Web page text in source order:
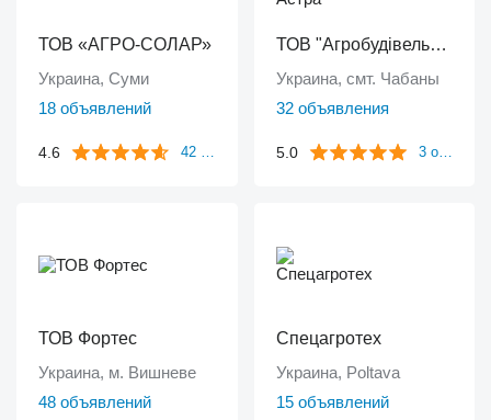
ТОВ «АГРО-СОЛАР»
Украина, Суми
18 объявлений
4.6 42 отзыва
ТОВ "Агробудівельний Альянс Астра"
Украина, смт. Чабаны
32 объявления
5.0 3 отзыва
ТОВ Фортес
Украина, м. Вишневе
48 объявлений
Спецагротех
Украина, Poltava
15 объявлений